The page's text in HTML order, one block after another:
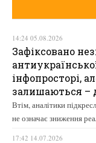
14:24 05.08.2026
Зафіксовано
інфопросторі,
залишаються –
Втім, аналітики
не означає зниження
17:42 14.07.2026